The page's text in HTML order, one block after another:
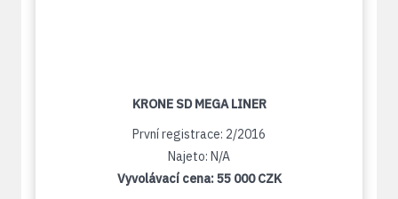
KRONE SD MEGA LINER
První registrace: 2/2016
Najeto: N/A
Vyvolávací cena:55 000 CZK